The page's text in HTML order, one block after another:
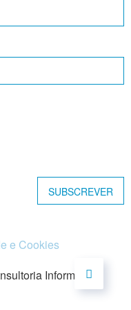
e Cookies
Informática,